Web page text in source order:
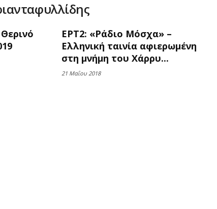
ΕΡΤ2: «Ράδιο Μόσχα» –
Ελληνική ταινία αφιερωμένη
στη μνήμη του Χάρρυ...
21 Μαΐου 2018